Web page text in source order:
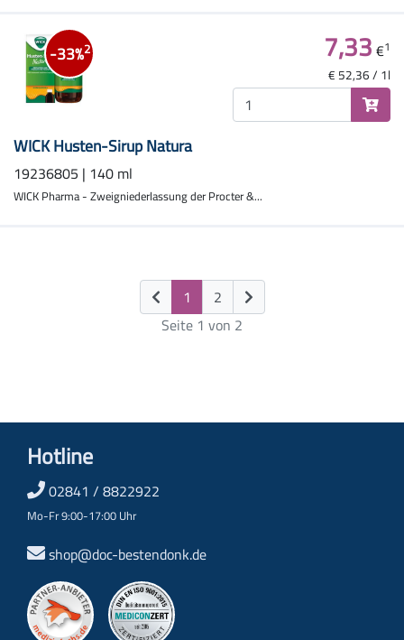
-33%2
WICK Husten-Sirup Natura
19236805 | 140 ml
WICK Pharma - Zweigniederlassung der Procter &...
7,33€1
€ 52,36 / 1l
1 (current)
2
Seite 1 von 2
Hotline
02841 / 8822922
Mo-Fr 9:00-17:00 Uhr
shop@doc-bestendonk.de